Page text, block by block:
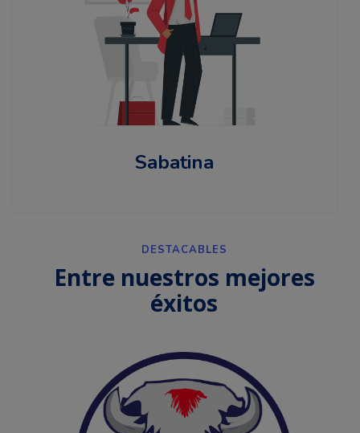
Sabatina
DESTACABLES
Entre nuestros mejores
éxitos